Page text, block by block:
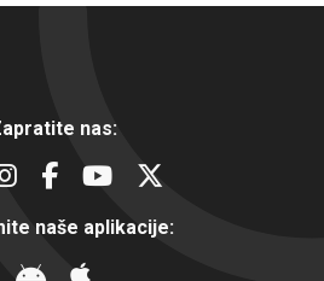
nas:
naše aplikacije: